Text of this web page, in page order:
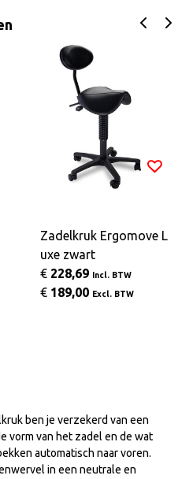
Zadelkruk Ergomove L
uxe zwart
€ 228,69 Incl. BTW
€ 189,00 Excl. BTW
ben je verzekerd van een
vorm van het zadel en de wat
automatisch naar voren.
in een neutrale en